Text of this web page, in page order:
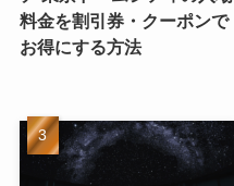
料金を割引券・クーポンで
お得にする方法